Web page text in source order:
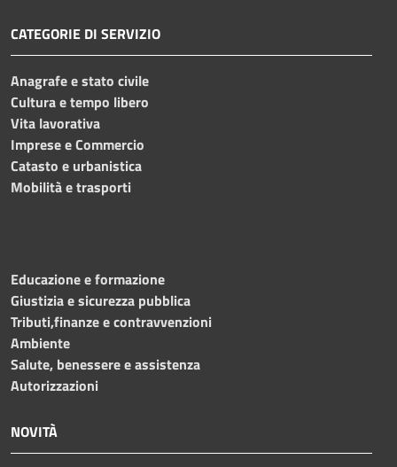
CATEGORIE DI SERVIZIO
Anagrafe e stato civile
Cultura e tempo libero
Vita lavorativa
Imprese e Commercio
Catasto e urbanistica
Mobilità e trasporti
Educazione e formazione
Giustizia e sicurezza pubblica
Tributi,finanze e contravvenzioni
Ambiente
Salute, benessere e assistenza
Autorizzazioni
NOVITÀ